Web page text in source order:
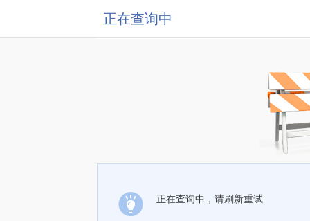
正在查询中
正在查询中，请刷新重试